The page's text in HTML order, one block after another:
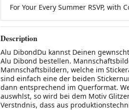
For Your Every Summer RSVP, with
Description
Alu DibondDu kannst Deinen
Alu Dibond bestellen.
Mannschaftsbildern, welche im
sind einfach eine der beiden
dann entsprechend im Querformat.
auswhlst, so wird bei dem Motiv
Verstndnis, dass aus